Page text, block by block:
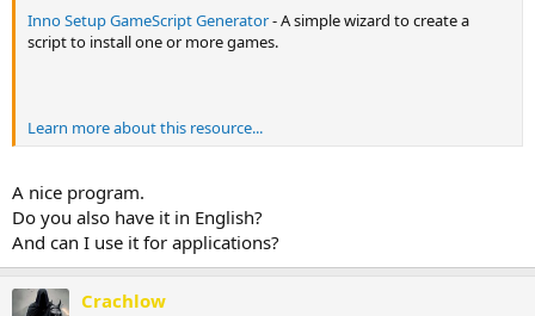
Inno Setup GameScript Generator- A simple wizard to create a
script to install one or more games.
Learn more about this resource...
A nice program.
Do you also have it in English?
And can I use it for applications?
Crachlow